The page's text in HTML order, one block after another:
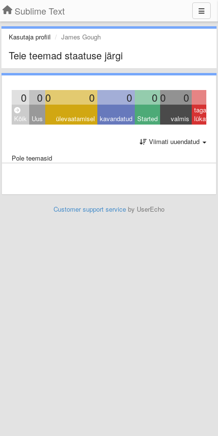
Sublime Text
Kasutaja profiil James Gough
Teie teemad staatuse järgi
0 0 0 0 0 0 0 0
Kõik Uus ülevaatamisel kavandatud Started valmis
tagasi
lükatud
Viimati uuendatud
Pole teemasid
Customer support service by UserEcho